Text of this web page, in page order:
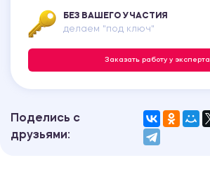
БЕЗ ВАШЕГО УЧАСТИЯ
делаем "под ключ"
Заказать работу у эксперта
Поделись с
друзьями: